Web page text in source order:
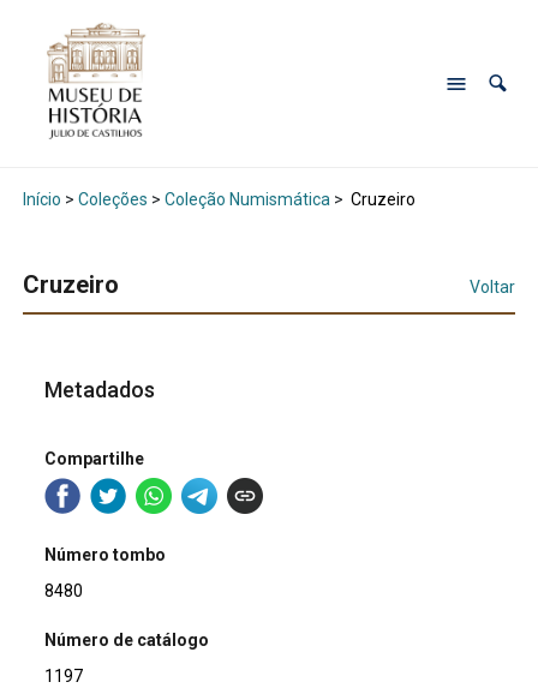
Início > Coleções > Coleção Numismática > Cruzeiro
Cruzeiro Voltar
Metadados
Compartilhe
Número tombo
8480
Número de catálogo
1197